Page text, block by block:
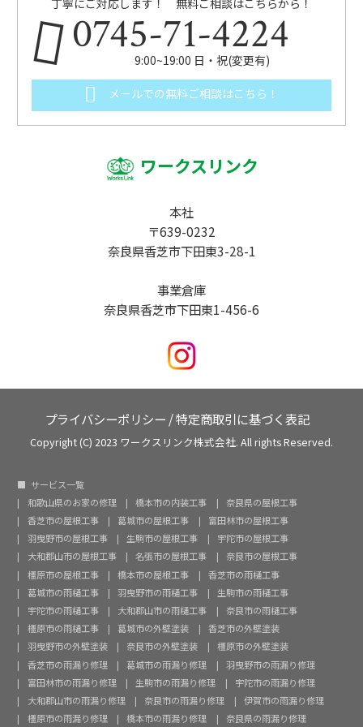
丁寧にご対応します！ 無料ご相談はこちらから！
0745-71-4224
9:00~19:00 日・祝(変更有)
メールでの無料ご相談はこちら！
ワークスリンク
本社
〒639-0232
奈良県香芝市下田東3-28-1
事業倉庫
奈良県香芝市下田東1-456-6
プライバシーポリシー /特定商取引に基づく表記
Copyright (C) 2023 ワークスリンク株式会社. All rights Reserved.
サービス一覧
和歌山県のお家の修理
橋本市の内装工事
奈良県の屋根工事
香芝市の屋根工事
葛城市の屋根工事
富田林市の屋根工事
羽曳野市の屋根工事
生駒市の屋根工事
宇陀市の屋根工事
大和郡山市の屋根工事
名張市の屋根工事
奈良市の屋根工事
橿原市の屋根工事
橋本市の屋根工事
香芝市の雨樋工事
葛城市の雨樋工事
羽曳野市の雨樋工事
生駒市の雨樋工事
宇陀市の雨樋工事
大和郡山市の雨樋工事
奈良市の雨樋工事
橿原市の雨樋工事
葛城市の外壁塗装
香芝市の外壁塗装
羽曳野市の外壁塗装
奈良市の外壁塗装
橿原市の外壁塗装
香芝市の雨漏り修理
葛城市の雨漏り修理
羽曳野市の雨漏り修理
富田林市の雨漏り修理
生駒市の雨漏り修理
宇陀市の雨漏り修理
大和郡山市の雨漏り修理
奈良市の雨漏り修理
伊賀市の雨漏り修理
橿原市の雨漏り修理
橋本市の雨漏り修理 奈良県の雨漏り修理